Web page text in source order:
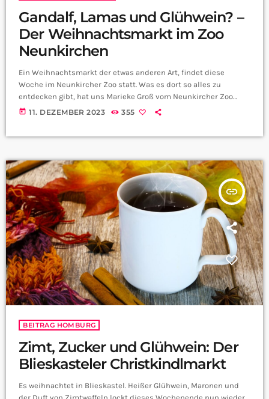
Gandalf, Lamas und Glühwein? –
Der Weihnachtsmarkt im Zoo
Neunkirchen
Ein Weihnachtsmarkt der etwas anderen Art, findet diese
Woche im Neunkircher Zoo statt. Was es dort so alles zu
entdecken gibt, hat uns Marieke Groß vom Neunkircher Zoo
verraten:
today 11. DEZEMBER 2023 355
insert_link
BEITRAG HOMBURG
Zimt, Zucker und Glühwein: Der
Blieskasteler Christkindlmarkt
Es weihnachtet in Blieskastel. Heißer Glühwein, Maronen und